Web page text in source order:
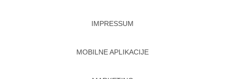
IMPRESSUM
MOBILNE APLIKACIJE